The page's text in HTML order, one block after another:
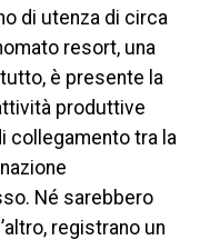
di utenza di circa
resort, una
è presente la
produttive
collegamento tra la
Né sarebbero
registrano un